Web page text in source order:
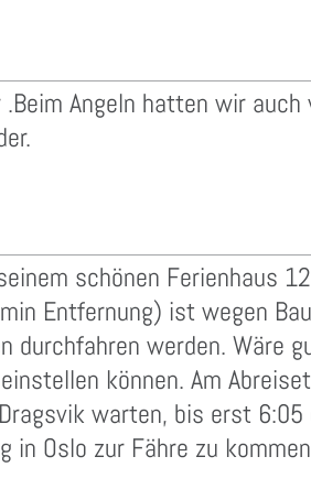
Angeln hatten wir
schönen Ferienhaus
Entfernung) ist wegen
durchfahren werden. Wäre
können. Am
warten, bis erst
Oslo zur Fähre zu